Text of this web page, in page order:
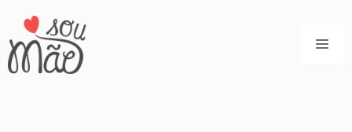
Pular
para